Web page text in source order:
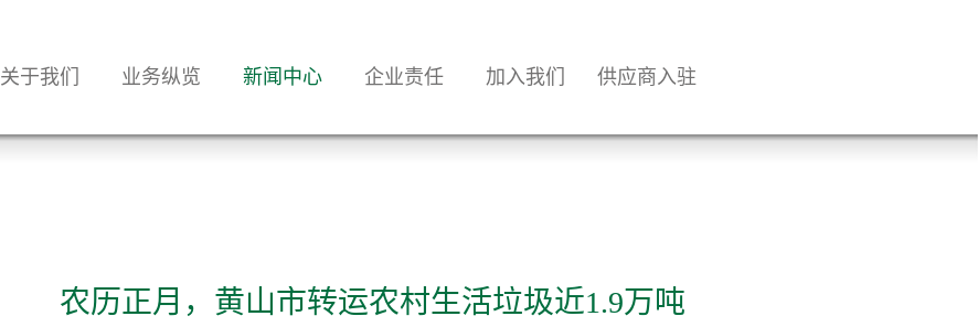
关于我们 业务纵览 新闻中心 企业责任 加入我们 供应商入驻
农历正月，黄山市转运农村生活垃圾近1.9万吨